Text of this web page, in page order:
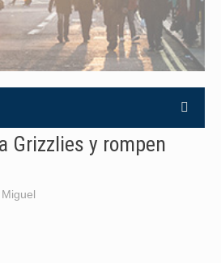
Grizzlies y rompen